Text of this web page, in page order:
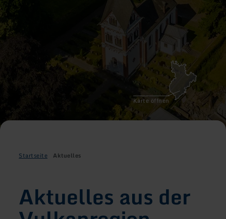
Karte öffnen
Startseite Aktuelles
Aktuelles aus der